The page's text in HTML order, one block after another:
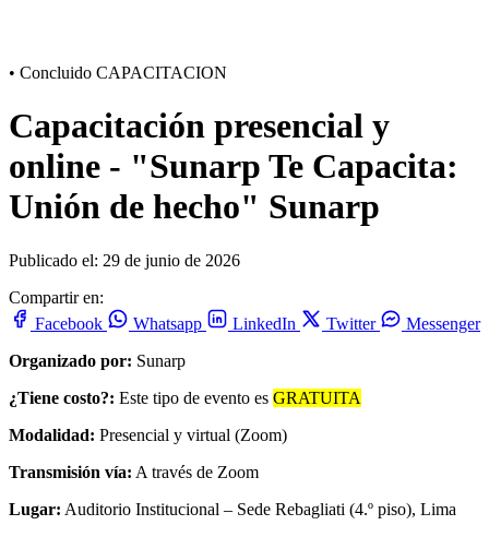
• Concluido CAPACITACION
Capacitación presencial y
online - "Sunarp Te Capacita:
Unión de hecho" Sunarp
Publicado el: 29 de junio de 2026
Compartir en:
Facebook
Whatsapp LinkedIn Twitter
Messenger
Organizado por: Sunarp
¿Tiene costo?: Este tipo de evento es GRATUITA
Modalidad: Presencial y virtual (Zoom)
Transmisión vía: A través de Zoom
Lugar: Auditorio Institucional – Sede Rebagliati (4.º piso), Lima